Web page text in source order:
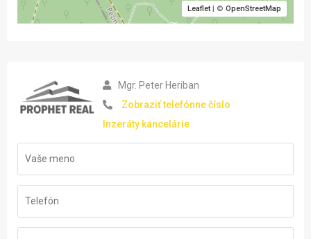
Leaflet| © OpenStreetMap
Mgr. Peter Heriban
Zobraziť telefónne číslo
Inzeráty kancelárie